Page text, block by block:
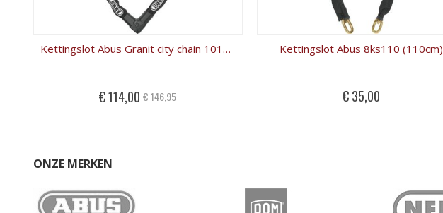
Kettingslot Abus Granit city chain 1010/140 (140cm)
Special
Price
€ 114,00 € 146,95
Kettingslot Abus 8ks110 (110cm)
€ 35,00
ONZE MERKEN